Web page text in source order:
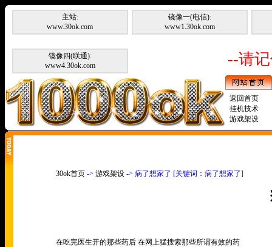
主站:
www.30ok.com
镜像一(电信):
www1.30ok.com
镜像四(联通):
www4.30ok.com
--请
返回首页
挂机技术
游戏架设
30ok首页 -> 游戏架设 -> 病了想家了 [关键词：病了想家了]
在吃完医生开的那些药后 在网上猛搜索那些所谓有效的药